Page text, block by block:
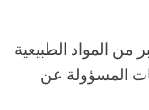
من المواد الطبيعية
المسؤولة عن